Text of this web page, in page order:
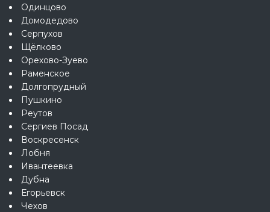
Одинцово
Домодедово
Серпухов
Щёлково
Орехово-Зуево
Раменское
Долгопрудный
Пушкино
Реутов
Сергиев Посад
Воскресенск
Лобня
Ивантеевка
Дубна
Егорьевск
Чехов